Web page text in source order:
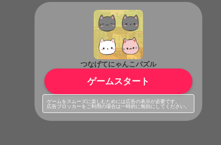
つなげてにゃんこパズル
ゲームスタート
ゲームをスムーズに楽しむためには広告の表示が必要です。
広告ブロッカーをご利用の場合は一時的に無効にしてください。